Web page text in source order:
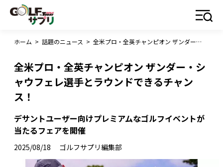
ホーム > 話題のニュース > 全米プロ・全英チャンピオン ザンダー・シャウフェレ選手とラウンドできるチャンス！
全米プロ・全英チャンピオン ザンダー・シ
ャウフェレ選手とラウンドできるチャン
ス！
デサントユーザー向けプレミアムなゴルフイベントが
当たるフェアを開催
2025/08/18 ゴルフサプリ編集部